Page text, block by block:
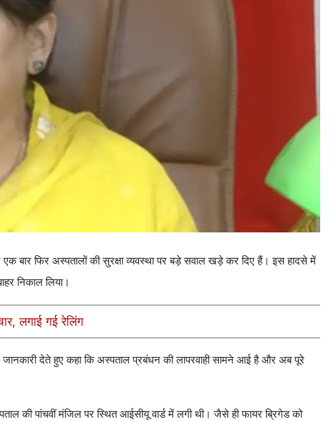
फिर अस्पतालों की सुरक्षा व्यवस्था पर बड़े सवाल खड़े कर दिए हैं। इस हादसे में
निकाल लिया।
लगाई गई रेलिंग
देते हुए कहा कि अस्पताल प्रबंधन की लापरवाही सामने आई है और अब पूरे
की पांचवीं मंजिल पर स्थित आईसीयू वार्ड में लगी थी। जैसे ही फायर ब्रिगेड को